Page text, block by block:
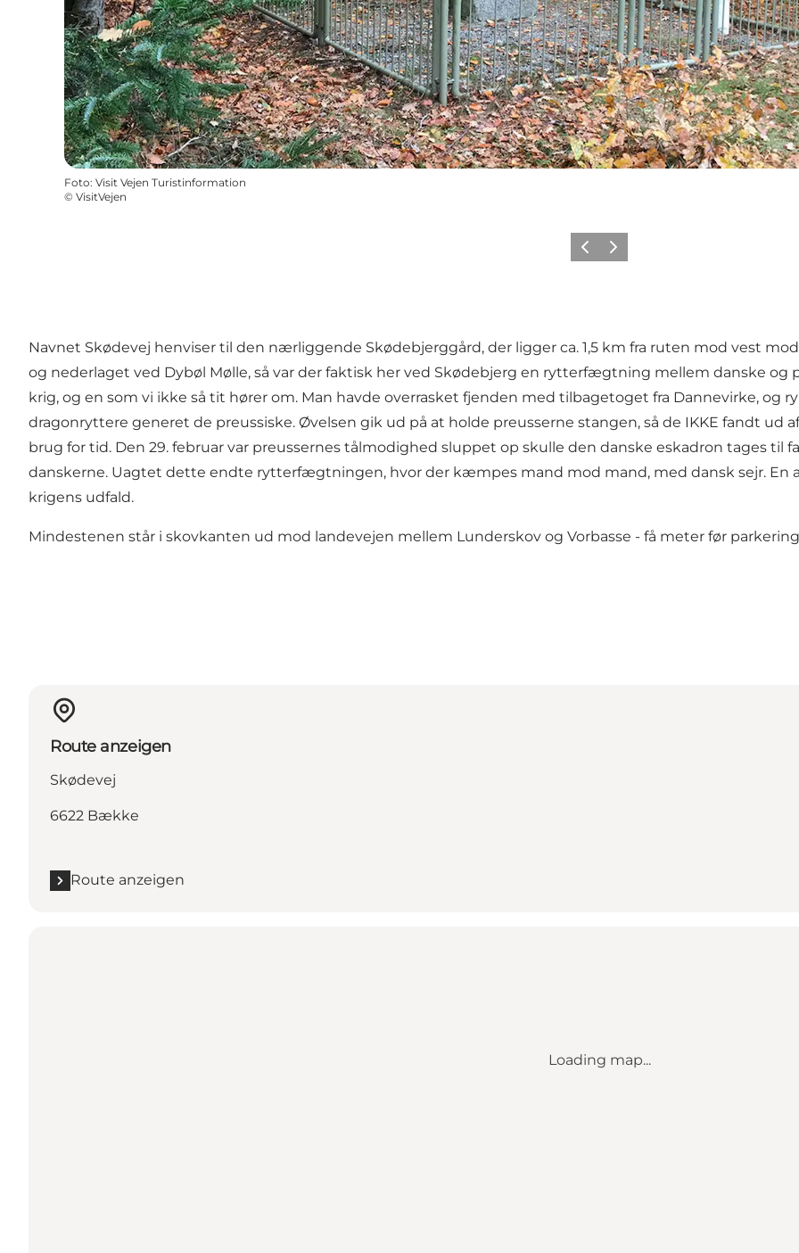
Foto: Visit Vejen Turistinformation
© VisitVejen
Vorherige Folie
Nächste Folie
Navnet Skødevej henviser til den nærliggende Skødebjerggård, der ligger ca. 1,5 km fra ruten mod vest
og nederlaget ved Dybøl Mølle, så var der faktisk her ved Skødebjerg en rytterfægtning mellem danske og
krig, og en som vi ikke så tit hører om. Man havde overrasket fjenden med tilbagetoget fra Dannevirke, og
dragonryttere generet de preussiske. Øvelsen gik ud på at holde preusserne stangen, så de IKKE fandt ud
brug for tid. Den 29. februar var preussernes tålmodighed sluppet op skulle den danske eskadron tages til
danskerne. Uagtet dette endte rytterfægtningen, hvor der kæmpes mand mod mand, med dansk sejr. En
krigens udfald.
Mindestenen står i skovkanten ud mod landevejen mellem Lunderskov og Vorbasse - få meter før
Route anzeigen
Skødevej
6622 Bække
Route anzeigen
Loading map...